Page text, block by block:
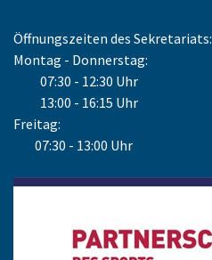
Öffnungszeiten des Sekretariats:
Montag - Donnerstag:
07:30 - 12:30 Uhr
13:00 - 16:15 Uhr
Freitag:
07:30 - 13:00 Uhr